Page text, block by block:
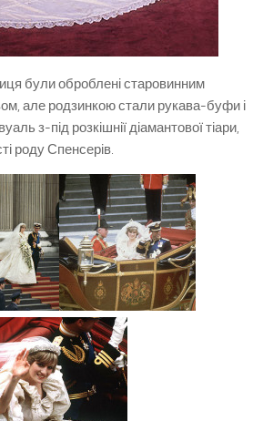
були оброблені старовинним
але родзинкою стали рукава-буфи і
з-під розкішнії діамантової тіари,
роду Спенсерів.